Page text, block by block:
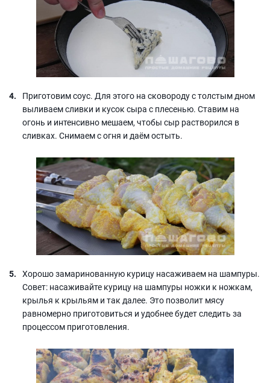
Приготовим соус. Для этого на сковороду с толстым дном
выливаем сливки и кусок сыра с плесенью. Ставим на
огонь и интенсивно мешаем, чтобы сыр растворился в
сливках. Снимаем с огня и даём остыть.
Хорошо замаринованную курицу насаживаем на шампуры.
Совет: насаживайте курицу на шампуры ножки к ножкам,
крылья к крыльям и так далее. Это позволит мясу
равномерно приготовиться и удобнее будет следить за
процессом приготовления.